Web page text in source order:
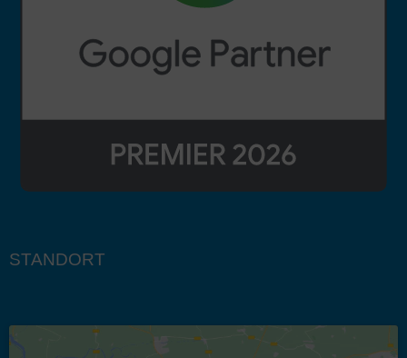
STANDORT